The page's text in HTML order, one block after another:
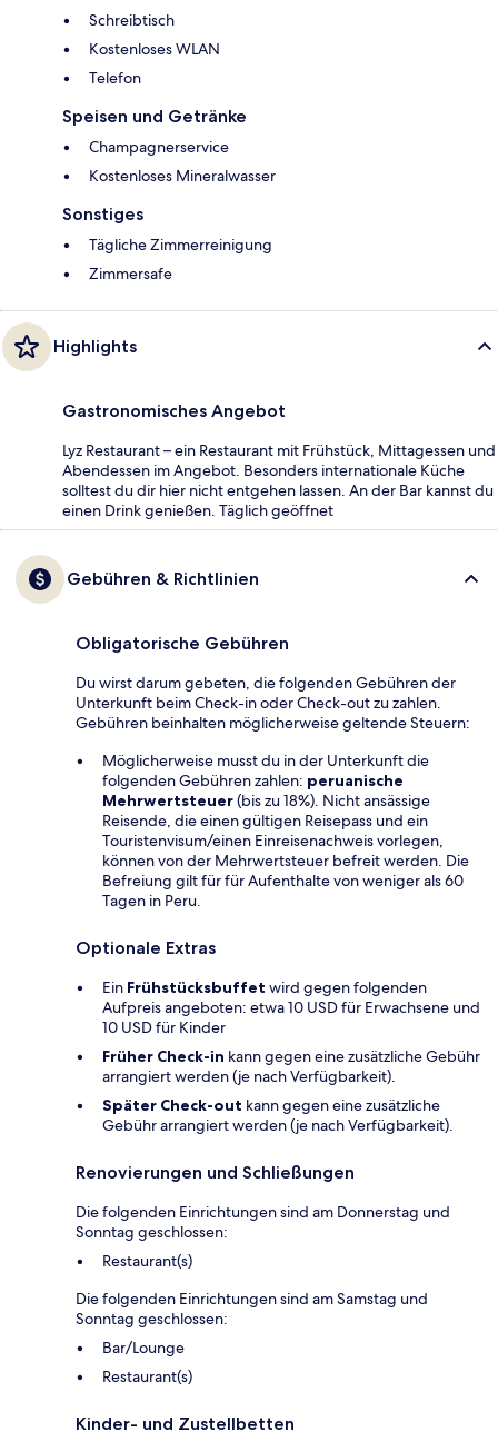
Schreibtisch
Kostenloses WLAN
Telefon
Speisen und Getränke
Champagnerservice
Kostenloses Mineralwasser
Sonstiges
Tägliche Zimmerreinigung
Zimmersafe
Highlights
Gastronomisches Angebot
Lyz Restaurant – ein Restaurant mit Frühstück, Mittagessen und
Abendessen im Angebot. Besonders internationale Küche
solltest du dir hier nicht entgehen lassen. An der Bar kannst du
einen Drink genießen. Täglich geöffnet
Gebühren & Richtlinien
Obligatorische Gebühren
Du wirst darum gebeten, die folgenden Gebühren der
Unterkunft beim Check-in oder Check-out zu zahlen.
Gebühren beinhalten möglicherweise geltende Steuern:
Möglicherweise musst du in der Unterkunft die
folgenden Gebühren zahlen: peruanische
Mehrwertsteuer(bis zu 18%). Nicht ansässige
Reisende, die einen gültigen Reisepass und ein
Touristenvisum/einen Einreisenachweis vorlegen,
können von der Mehrwertsteuer befreit werden. Die
Befreiung gilt für für Aufenthalte von weniger als 60
Tagen in Peru.
Optionale Extras
Ein Frühstücksbuffet wird gegen folgenden
Aufpreis angeboten: etwa 10 USD für Erwachsene und
10 USD für Kinder
Früher Check-in kann gegen eine zusätzliche Gebühr
arrangiert werden (je nach Verfügbarkeit).
Später Check-out kann gegen eine zusätzliche
Gebühr arrangiert werden (je nach Verfügbarkeit).
Renovierungen und Schließungen
Die folgenden Einrichtungen sind am Donnerstag und
Sonntag geschlossen:
Restaurant(s)
Die folgenden Einrichtungen sind am Samstag und
Sonntag geschlossen:
Bar/Lounge
Restaurant(s)
Kinder- und Zustellbetten